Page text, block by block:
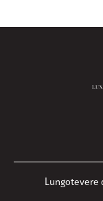
Lungotevere